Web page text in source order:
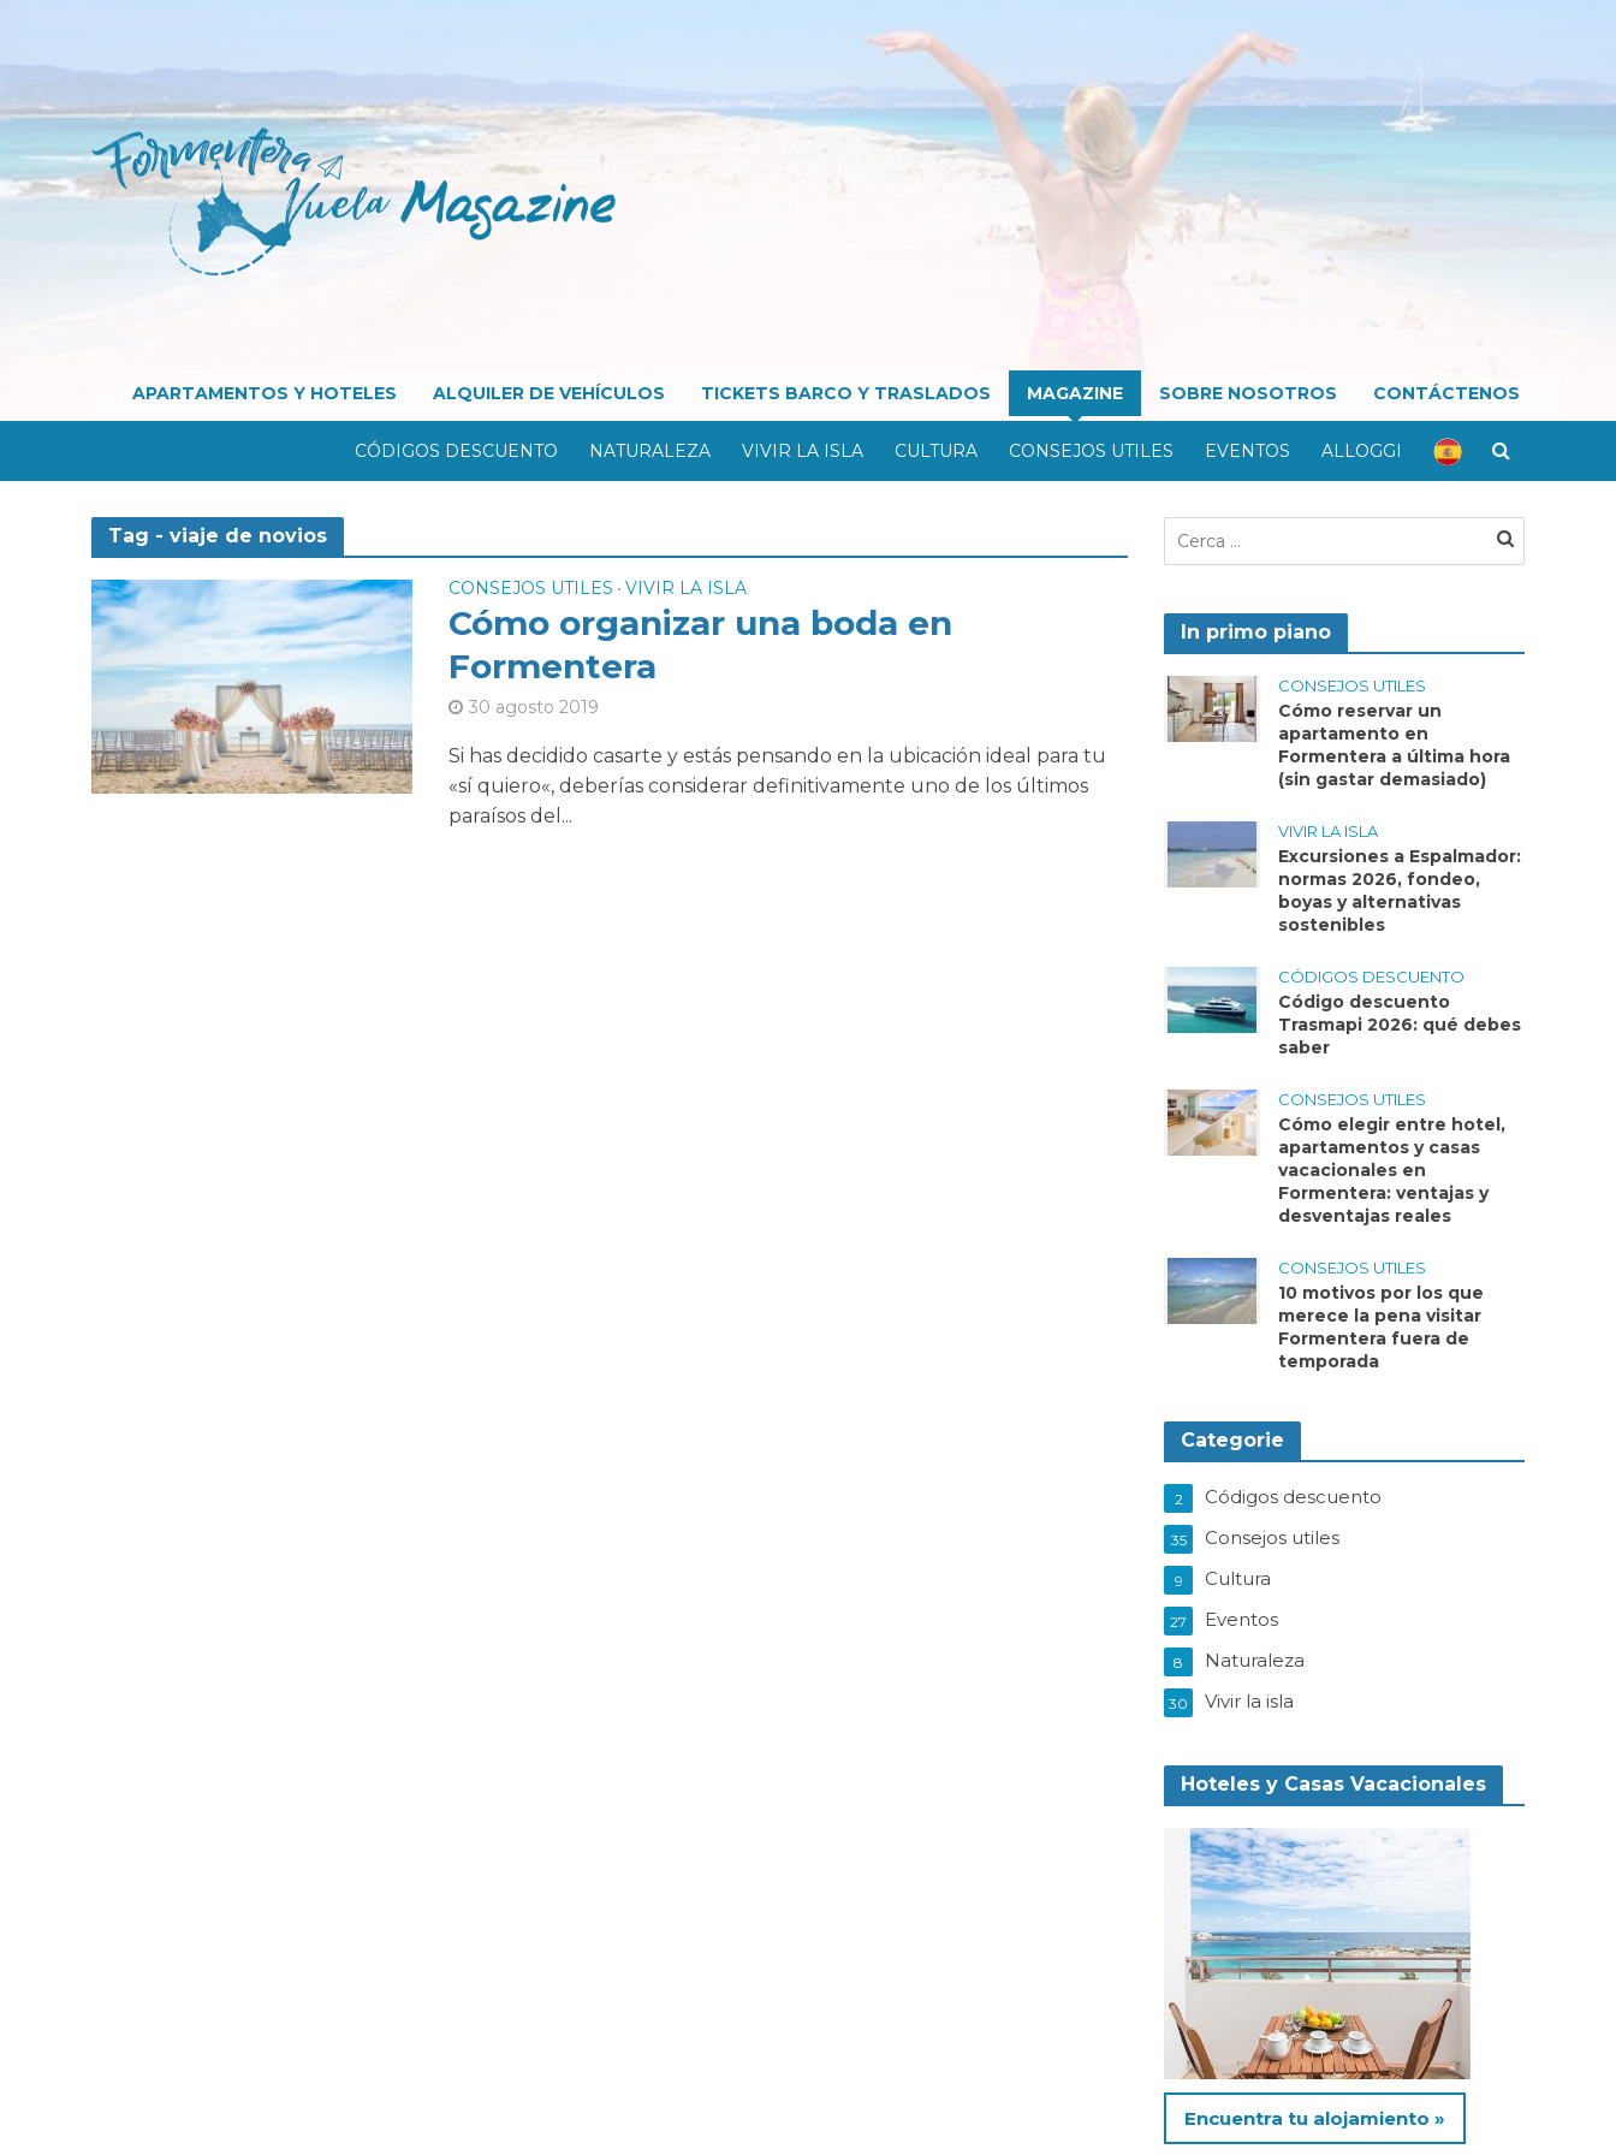
APARTAMENTOS Y HOTELES ALQUILER DE VEHÍCULOS TICKETS BARCO Y TRASLADOS MAGAZINE SOBRE NOSOTROS CONTÁCTENOS
CÓDIGOS DESCUENTO NATURALEZA VIVIR LA ISLA CULTURA CONSEJOS UTILES EVENTOS ALLOGGI
Tag - viaje de novios
CONSEJOS UTILES • VIVIR LA ISLA
Cómo organizar una boda en
Formentera
30 agosto 2019
Si has decidido casarte y estás pensando en la ubicación ideal para tu
«sí quiero«, deberías considerar definitivamente uno de los últimos
paraísos del...
In primo piano
CONSEJOS UTILES
Cómo reservar un
apartamento en
Formentera a última hora
(sin gastar demasiado)
VIVIR LA ISLA
Excursiones a Espalmador:
normas 2026, fondeo,
boyas y alternativas
sostenibles
CÓDIGOS DESCUENTO
Código descuento
Trasmapi 2026: qué debes
saber
CONSEJOS UTILES
Cómo elegir entre hotel,
apartamentos y casas
vacacionales en
Formentera: ventajas y
desventajas reales
CONSEJOS UTILES
10 motivos por los que
merece la pena visitar
Formentera fuera de
temporada
Categorie
Códigos descuento
2
Consejos utiles
35
Cultura
9
Eventos
27
Naturaleza
8
Vivir la isla
30
Hoteles y Casas Vacacionales
Encuentra tu alojamiento »